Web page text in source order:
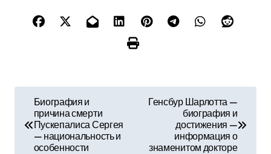
Биография и
причина смерти
Пускепалиса Сергея
— национальность и
особенности
Генсбур Шарлотта —
биография и
достижения —
информация о
знаменитом докторе